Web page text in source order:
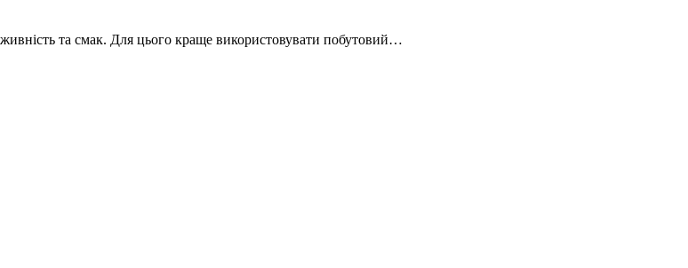
та смак. Для цього краще використовувати побутовий…